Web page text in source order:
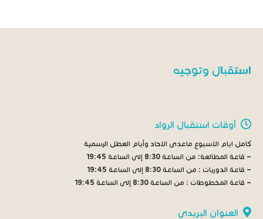
استقبال وتوجيه
أوقات استقبال الرواد
كامل ايام الاسبوع ماعدى الاحاد وأيام العطل الرسمية
– قاعة المطالعة: من الساعة 8:30 إلى الساعة 19:45
– قاعة الدوريات : من الساعة 8:30 إلى الساعة 19:45
– قاعة المخطوطات : من الساعة 8:30 إلى الساعة 19:45
العنوان البريدي